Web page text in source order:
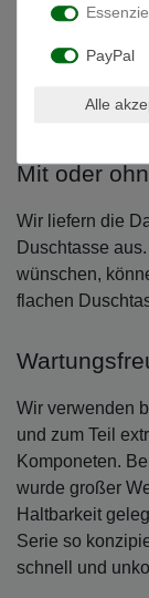
sich sehen
lässt.
Abzieher
Mit oder
Wir liefern die
Duschtasse
wünschen,
flachen
Wir verwenden
und zum Teil
Komponeten.
wurde großer
Haltbarkeit
Serie so
schnell und
PayPal
Alle